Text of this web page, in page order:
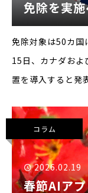
免除を実
免除対象は50カ国
15日、カナダおよ
置を導入すると発
ット目的で30日以
コラム
2026.02.19
春節AIア